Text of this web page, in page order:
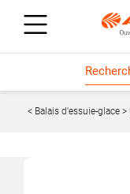
Balais d'essuie-glace